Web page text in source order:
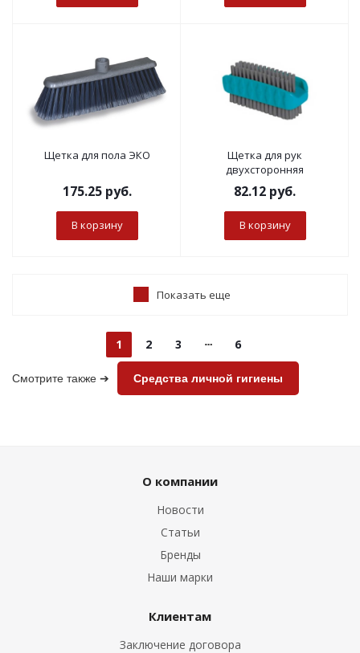
Щетка для пола ЭКО
175.25руб.
В корзину
Щетка для рук
двухсторонняя
82.12 руб.
В корзину
Показать еще
1 2 3 6
Смотрите также ➔ Средства личной гигиены
О компании
Новости
Статьи
Бренды
Наши марки
Клиентам
Заключение договора